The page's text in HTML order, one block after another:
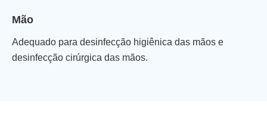
Mão
Adequado para desinfecção higiênica das mãos e
desinfecção cirúrgica das mãos.